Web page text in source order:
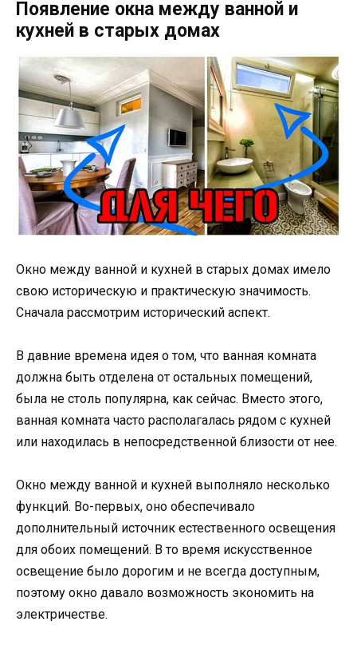
Появление окна между ванной и
кухней в старых домах
Окно между ванной и кухней в старых домах имело
свою историческую и практическую значимость.
Сначала рассмотрим исторический аспект.
В давние времена идея о том, что ванная комната
должна быть отделена от остальных помещений,
была не столь популярна, как сейчас. Вместо этого,
ванная комната часто располагалась рядом с кухней
или находилась в непосредственной близости от нее.
Окно между ванной и кухней выполняло несколько
функций. Во-первых, оно обеспечивало
дополнительный источник естественного освещения
для обоих помещений. В то время искусственное
освещение было дорогим и не всегда доступным,
поэтому окно давало возможность экономить на
электричестве.